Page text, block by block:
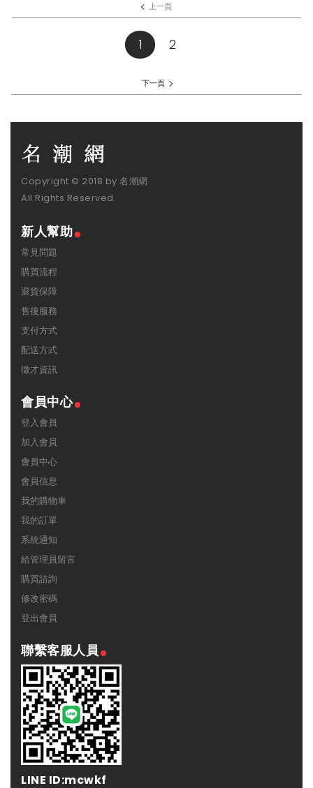
上一頁
1 (current)
2
下一頁
Copyright © 2018 by 名潮網
All Rights Reserved.
新人幫助
常見問題
購買流程
退貨保障
售後服務
支付方式
配送方式
徵才資訊
會員中心
登入會員
加入會員
會員中心
會員信息
我的購物車
我的訂單
系統通知
給管理員留言
購買諮詢
修改密碼
登出會員
聯繫客服人員
LINE ID:mcwkf